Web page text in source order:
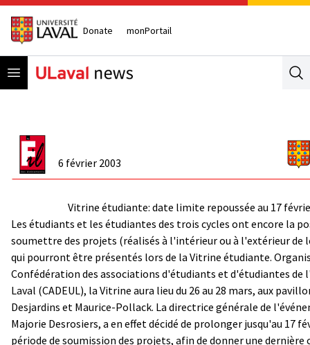
Donate monPortail
Open menu
6 février 2003
Vitrine étudiante: date limite repoussée au 17
Les étudiants et les étudiantes des trois cycles ont encore la
soumettre des projets (réalisés à l'intérieur ou à l'extérieur de
qui pourront être présentés lors de la Vitrine étudiante.
Confédération des associations d'étudiants et d'étudiantes de
Laval (CADEUL), la Vitrine aura lieu du 26 au 28 mars, aux
Desjardins et Maurice-Pollack. La directrice générale de
Majorie Desrosiers, a en effet décidé de prolonger jusqu'au 17
période de soumission des projets, afin de donner une dernière